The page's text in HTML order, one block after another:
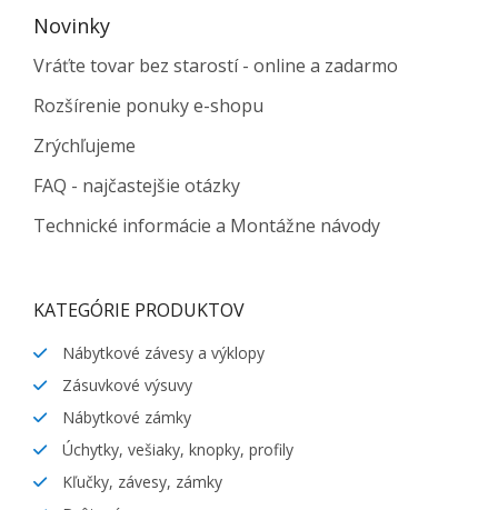
Novinky
Vráťte tovar bez starostí - online a zadarmo
Rozšírenie ponuky e-shopu
Zrýchľujeme
FAQ - najčastejšie otázky
Technické informácie a Montážne návody
KATEGÓRIE PRODUKTOV
Nábytkové závesy a výklopy
Zásuvkové výsuvy
Nábytkové zámky
Úchytky, vešiaky, knopky, profily
Kľučky, závesy, zámky